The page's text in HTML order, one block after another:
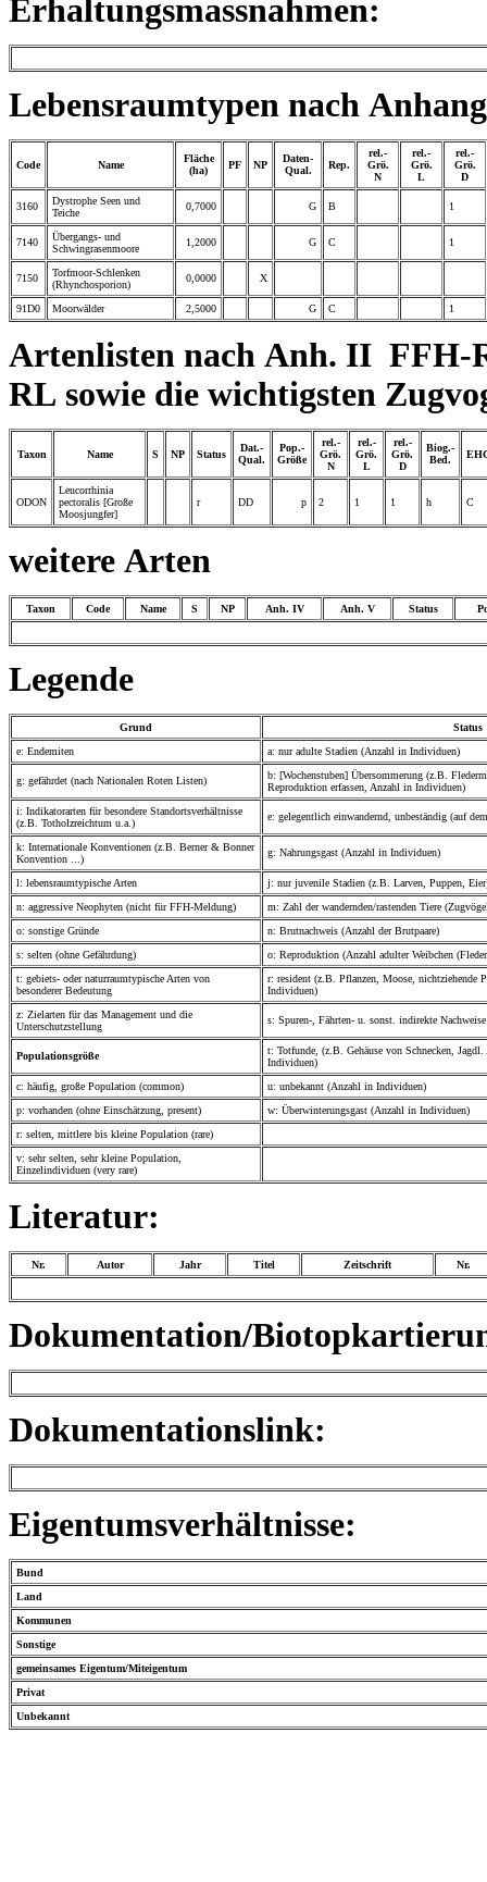
Erhaltungsmassnahmen:
Lebensraumtypen nach
Code Name
Fläche
(ha)
PF NP
Daten-
Qual.
Rep.
rel.-
Grö.
N
rel.-
Grö.
L
rel.-
Grö.
D
3160
Dystrophe Seen und
Teiche
0,7000 G B 1
7140
Übergangs- und
Schwingrasenmoore
1,2000 G C 1
7150
Torfmoor-Schlenken
(Rhynchosporion)
0,0000 X
91D0 Moorwälder 2,5000 G C 1
Artenlisten nach Anh. II FFH-
RL sowie die wichtigsten
Taxon Name S NP Status
Dat.-
Qual.
Pop.-
Größe
rel.-
Grö.
N
rel.-
Grö.
L
rel.-
Grö.
D
Biog.-
Bed.
ODON
Leucorrhinia
pectoralis [Große
Moosjungfer]
r DD p 2 1 1 h C
weitere Arten
Taxon Code Name S NP Anh. IV Anh. V Status
Legende
Grund
Status
e: Endemiten
a: nur adulte Stadien (Anzahl in Individuen)
g: gefährdet (nach Nationalen Roten Listen)
b: [Wochenstuben] Übersommerung (z.B.
Reproduktion erfassen, Anzahl in Individuen)
i: Indikatorarten für besondere Standortsverhältnisse
(z.B. Totholzreichtum u.a.)
e: gelegentlich einwandernd, unbeständig (auf
k: Internationale Konventionen (z.B. Berner & Bonner
Konvention ...)
g: Nahrungsgast (Anzahl in Individuen)
l: lebensraumtypische Arten
j: nur juvenile Stadien (z.B. Larven, Puppen,
n: aggressive Neophyten (nicht für FFH-Meldung)
m: Zahl der wandernden/rastenden Tiere
o: sonstige Gründe
n: Brutnachweis (Anzahl der Brutpaare)
s: selten (ohne Gefährdung)
o: Reproduktion (Anzahl adulter Weibchen
t: gebiets- oder naturraumtypische Arten von
besonderer Bedeutung
r: resident (z.B. Pflanzen, Moose, nichtziehende
Individuen)
z: Zielarten für das Management und die
Unterschutzstellung
s: Spuren-, Fährten- u. sonst. indirekte
Populationsgröße
t: Totfunde, (z.B. Gehäuse von Schnecken,
Individuen)
c: häufig, große Population (common)
u: unbekannt (Anzahl in Individuen)
p: vorhanden (ohne Einschätzung, present)
w: Überwinterungsgast (Anzahl in Individuen)
r: selten, mittlere bis kleine Population (rare)
v: sehr selten, sehr kleine Population,
Einzelindividuen (very rare)
Literatur:
Nr. Autor Jahr Titel Zeitschrift Nr.
Dokumentation/
Dokumentationslink:
Eigentumsverhältnisse:
Bund
Land
Kommunen
Sonstige
gemeinsames Eigentum/Miteigentum
Privat
Unbekannt